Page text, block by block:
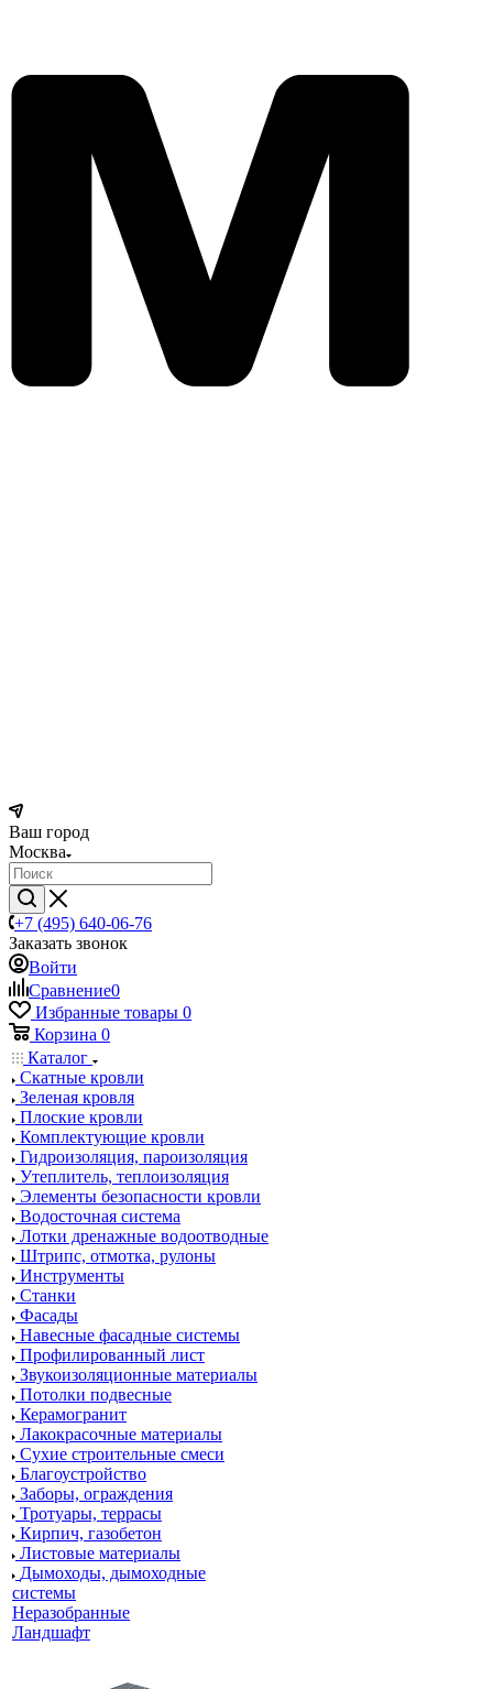
Ваш город
Москва
+7 (495) 640-06-76
Заказать звонок
Войти
Сравнение0
Избранные товары 0
Корзина 0
Каталог
Скатные кровли
Зеленая кровля
Плоские кровли
Комплектующие кровли
Гидроизоляция, пароизоляция
Утеплитель, теплоизоляция
Элементы безопасности кровли
Водосточная система
Лотки дренажные водоотводные
Штрипс, отмотка, рулоны
Инструменты
Станки
Фасады
Навесные фасадные системы
Профилированный лист
Звукоизоляционные материалы
Потолки подвесные
Керамогранит
Лакокрасочные материалы
Сухие строительные смеси
Благоустройство
Заборы, ограждения
Тротуары, террасы
Кирпич, газобетон
Листовые материалы
Дымоходы, дымоходные
системы
Неразобранные
Ландшафт